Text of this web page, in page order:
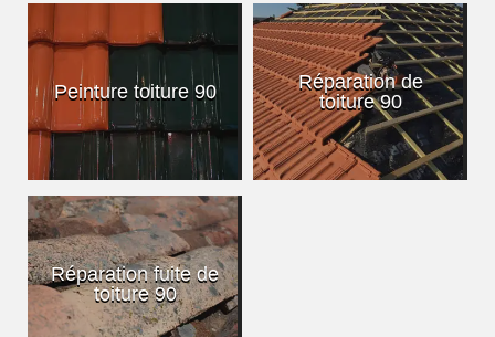
Peinture toiture 90
Réparation de
toiture 90
Réparation fuite de
toiture 90